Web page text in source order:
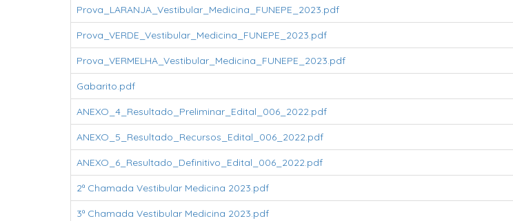
Prova_LARANJA_Vestibular_Medicina_FUNEPE_2023.pdf
Prova_VERDE_Vestibular_Medicina_FUNEPE_2023.pdf
Prova_VERMELHA_Vestibular_Medicina_FUNEPE_2023.pdf
Gabarito.pdf
ANEXO_4_Resultado_Preliminar_Edital_006_2022.pdf
ANEXO_5_Resultado_Recursos_Edital_006_2022.pdf
ANEXO_6_Resultado_Definitivo_Edital_006_2022.pdf
2ª Chamada Vestibular Medicina 2023.pdf
3ª Chamada Vestibular Medicina 2023.pdf